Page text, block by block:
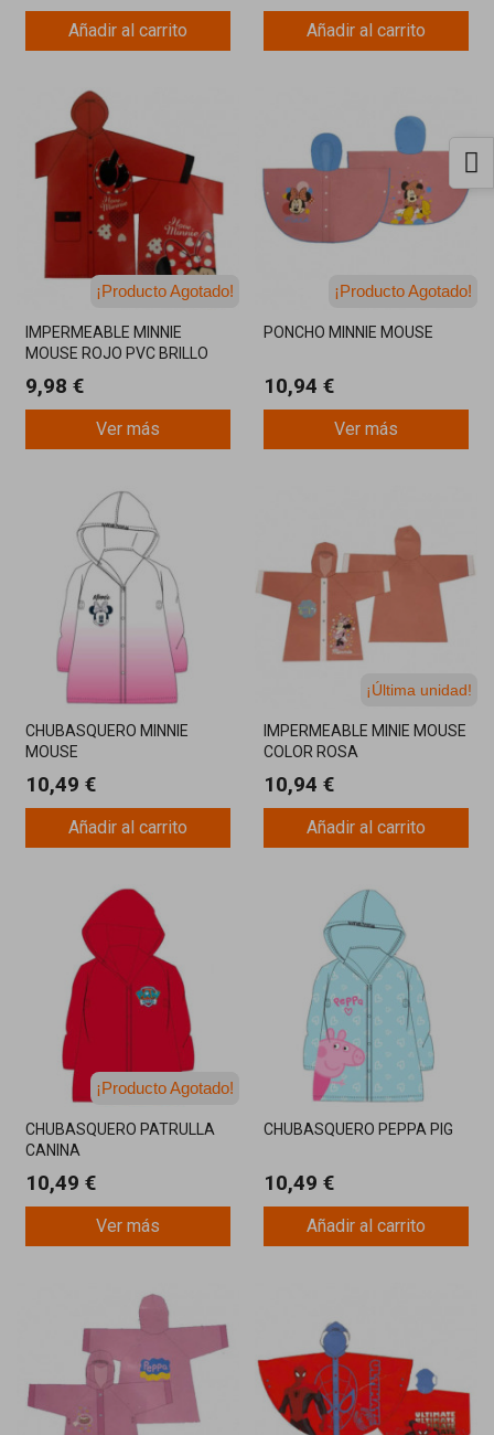
Añadir al carrito Añadir al carrito
¡Última unidad!
¡Producto Agotado!
IMPERMEABLE MINNIE
MOUSE ROJO PVC BRILLO
9,98 €
Ver más
¡Última unidad!
¡Producto Agotado!
PONCHO MINNIE MOUSE
10,94 €
Ver más
CHUBASQUERO MINNIE
MOUSE
10,49 €
Añadir al carrito
¡Última unidad!
IMPERMEABLE MINIE MOUSE
COLOR ROSA
10,94 €
Añadir al carrito
¡Última unidad!
¡Producto Agotado!
CHUBASQUERO PATRULLA
CANINA
10,49 €
Ver más
CHUBASQUERO PEPPA PIG
10,49 €
Añadir al carrito